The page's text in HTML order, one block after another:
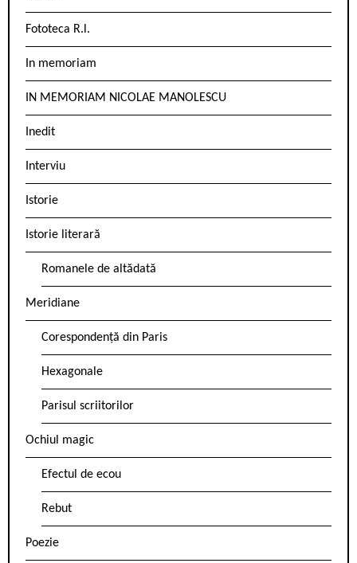
Fototeca R.l.
In memoriam
IN MEMORIAM NICOLAE MANOLESCU
Inedit
Interviu
Istorie
Istorie literară
Romanele de altădată
Meridiane
Corespondență din Paris
Hexagonale
Parisul scriitorilor
Ochiul magic
Efectul de ecou
Rebut
Poezie